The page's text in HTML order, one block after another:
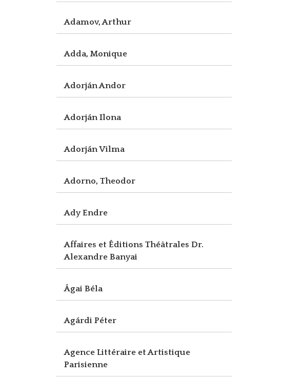
Adamov, Arthur
Adda, Monique
Adorján Andor
Adorján Ilona
Adorján Vilma
Adorno, Theodor
Ady Endre
Affaires et Éditions Théâtrales Dr.
Alexandre Banyai
Ágai Béla
Agárdi Péter
Agence Littéraire et Artistique
Parisienne